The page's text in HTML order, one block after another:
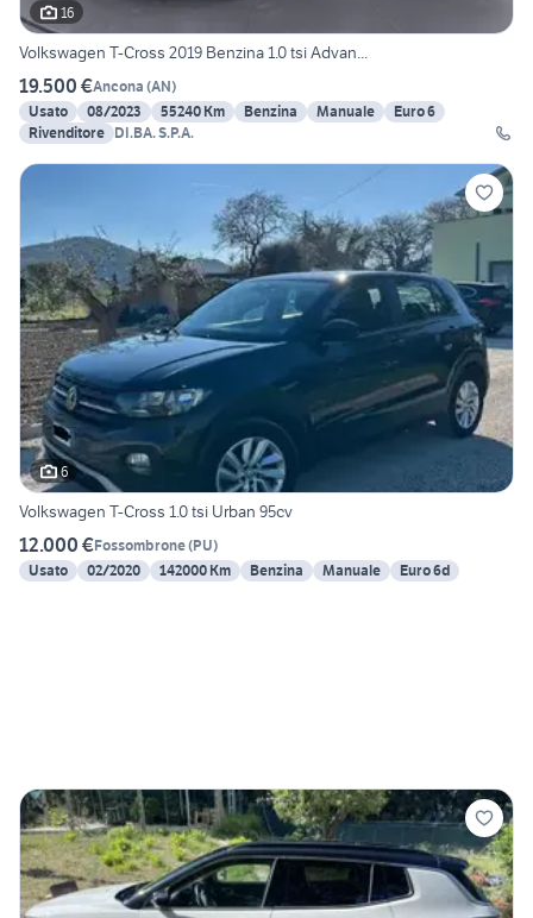
16
Volkswagen T-Cross 2019 Benzina 1.0 tsi Advan...
19.500 €Ancona (AN)
Usato
08/2023 55240 Km Benzina Manuale
Euro 6
Rivenditore DI.BA. S.P.A.
6
Volkswagen T-Cross 1.0 tsi Urban 95cv
12.000 €Fossombrone(PU)
Usato
02/2020 142000 Km Benzina Manuale Euro 6d